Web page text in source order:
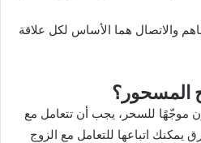
والاتصال هما الأساس لكل علاقة
المسحور؟
موجّهًا للسحر، يجب أن تتعامل مع
يمكنك اتباعها للتعامل مع الزوج